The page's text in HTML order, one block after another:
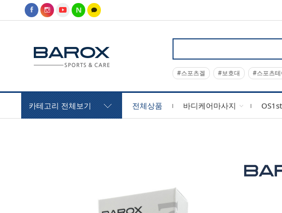
#스포츠겔 #보호대 #스포츠테
카테고리 전체보기 전체상품 바디케어마사지 OS1st